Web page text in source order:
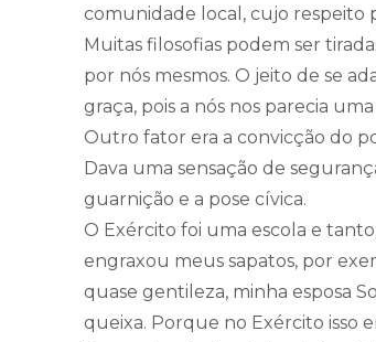
comunidade local, cujo respeito
Muitas filosofias podem ser
por nós mesmos. O jeito de se
graça, pois a nós nos parecia
Outro fator era a convicção do
Dava uma sensação de
guarnição e a pose cívica.
O Exército foi uma escola e
engraxou meus sapatos, por
quase gentileza, minha esposa
queixa. Porque no Exército isso